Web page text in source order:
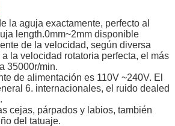
la aguja exactamente, perfecto al
length.0mm~2mm disponible
de la velocidad, según diversa
la velocidad rotatoria perfecta, el más
35000r/min.
de alimentación es 110V ~240V. El
6. internacionales, el ruido dealed
cejas, párpados y labios, también
del tatuaje.